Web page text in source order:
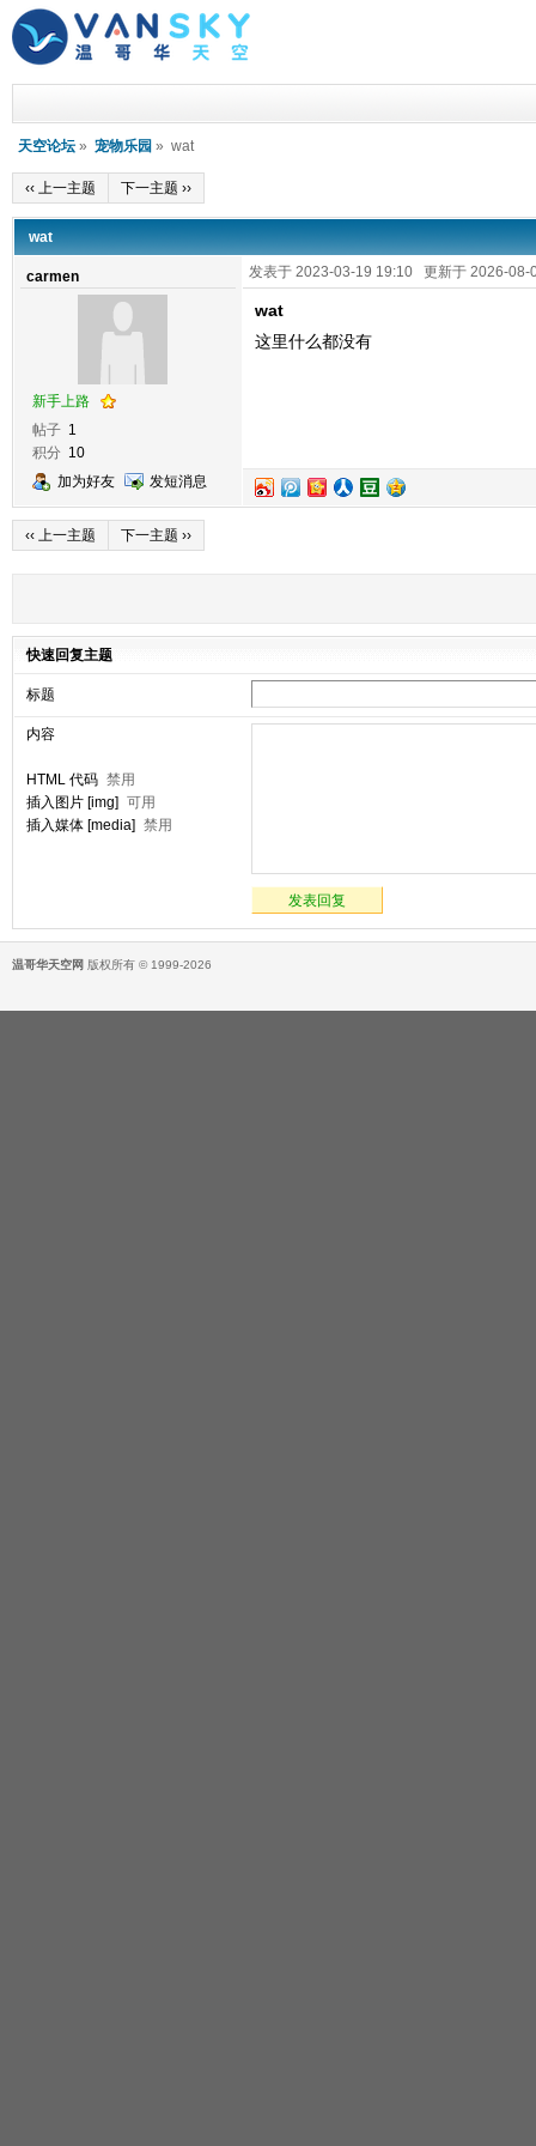
天空论坛 » 宠物乐园 » wat
‹‹ 上一主题 下一主题 ››
wat
carmen
新手上路
帖子 1
积分 10
加为好友
发短消息
发表于 2023-03-19 19:10 更新于 2026-
wat
这里什么都没有
‹‹ 上一主题 下一主题 ››
快速回复主题
标题
内容
HTML 代码 禁用
插入图片 [img] 可用
插入媒体 [media] 禁用
发表回复
温哥华天空网 版权所有 © 1999-2026